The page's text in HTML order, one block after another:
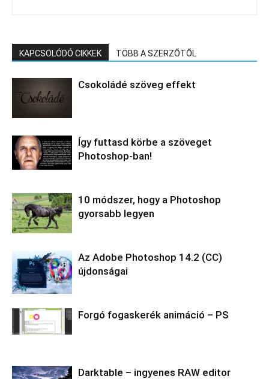
KAPCSOLÓDÓ CIKKEK TÖBB A SZERZŐTŐL
Csokoládé szöveg effekt
Így futtasd körbe a szöveget
Photoshop-ban!
10 módszer, hogy a Photoshop
gyorsabb legyen
Az Adobe Photoshop 14.2 (CC)
újdonságai
Forgó fogaskerék animáció – PS
Darktable – ingyenes RAW editor